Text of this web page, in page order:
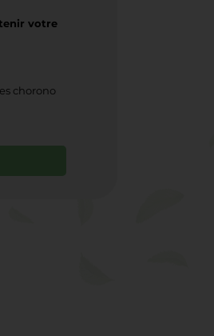
votre
chorono